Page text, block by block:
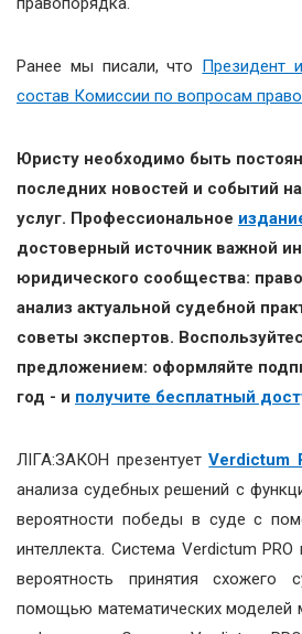
Ранее мы писали, что Президент
состав Комиссии по вопросам
Юристу необходимо быть
последних новостей и событий
услуг. Профессиональное
достоверный источник важной
юридического сообщества:
анализ актуальной судебной
советы экспертов.
предложением: оформляйте
год - и получите бесплатный
ЛІГА:ЗАКОН презентуетVerdictum
анализа судебных решений с
вероятности победы в суде с
интеллекта. Система Verdictum
вероятность принятия схожего
помощью математических моделей